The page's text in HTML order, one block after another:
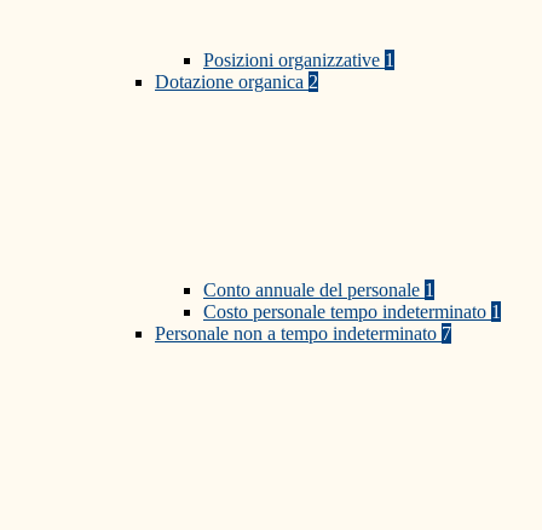
Posizioni organizzative 1
Dotazione organica 2
Conto annuale del personale 1
Costo personale tempo indeterminato 1
Personale non a tempo indeterminato 7